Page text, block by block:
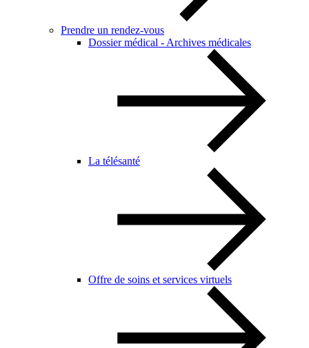
Prendre un rendez-vous
Dossier médical - Archives médicales
La télésanté
Offre de soins et services virtuels